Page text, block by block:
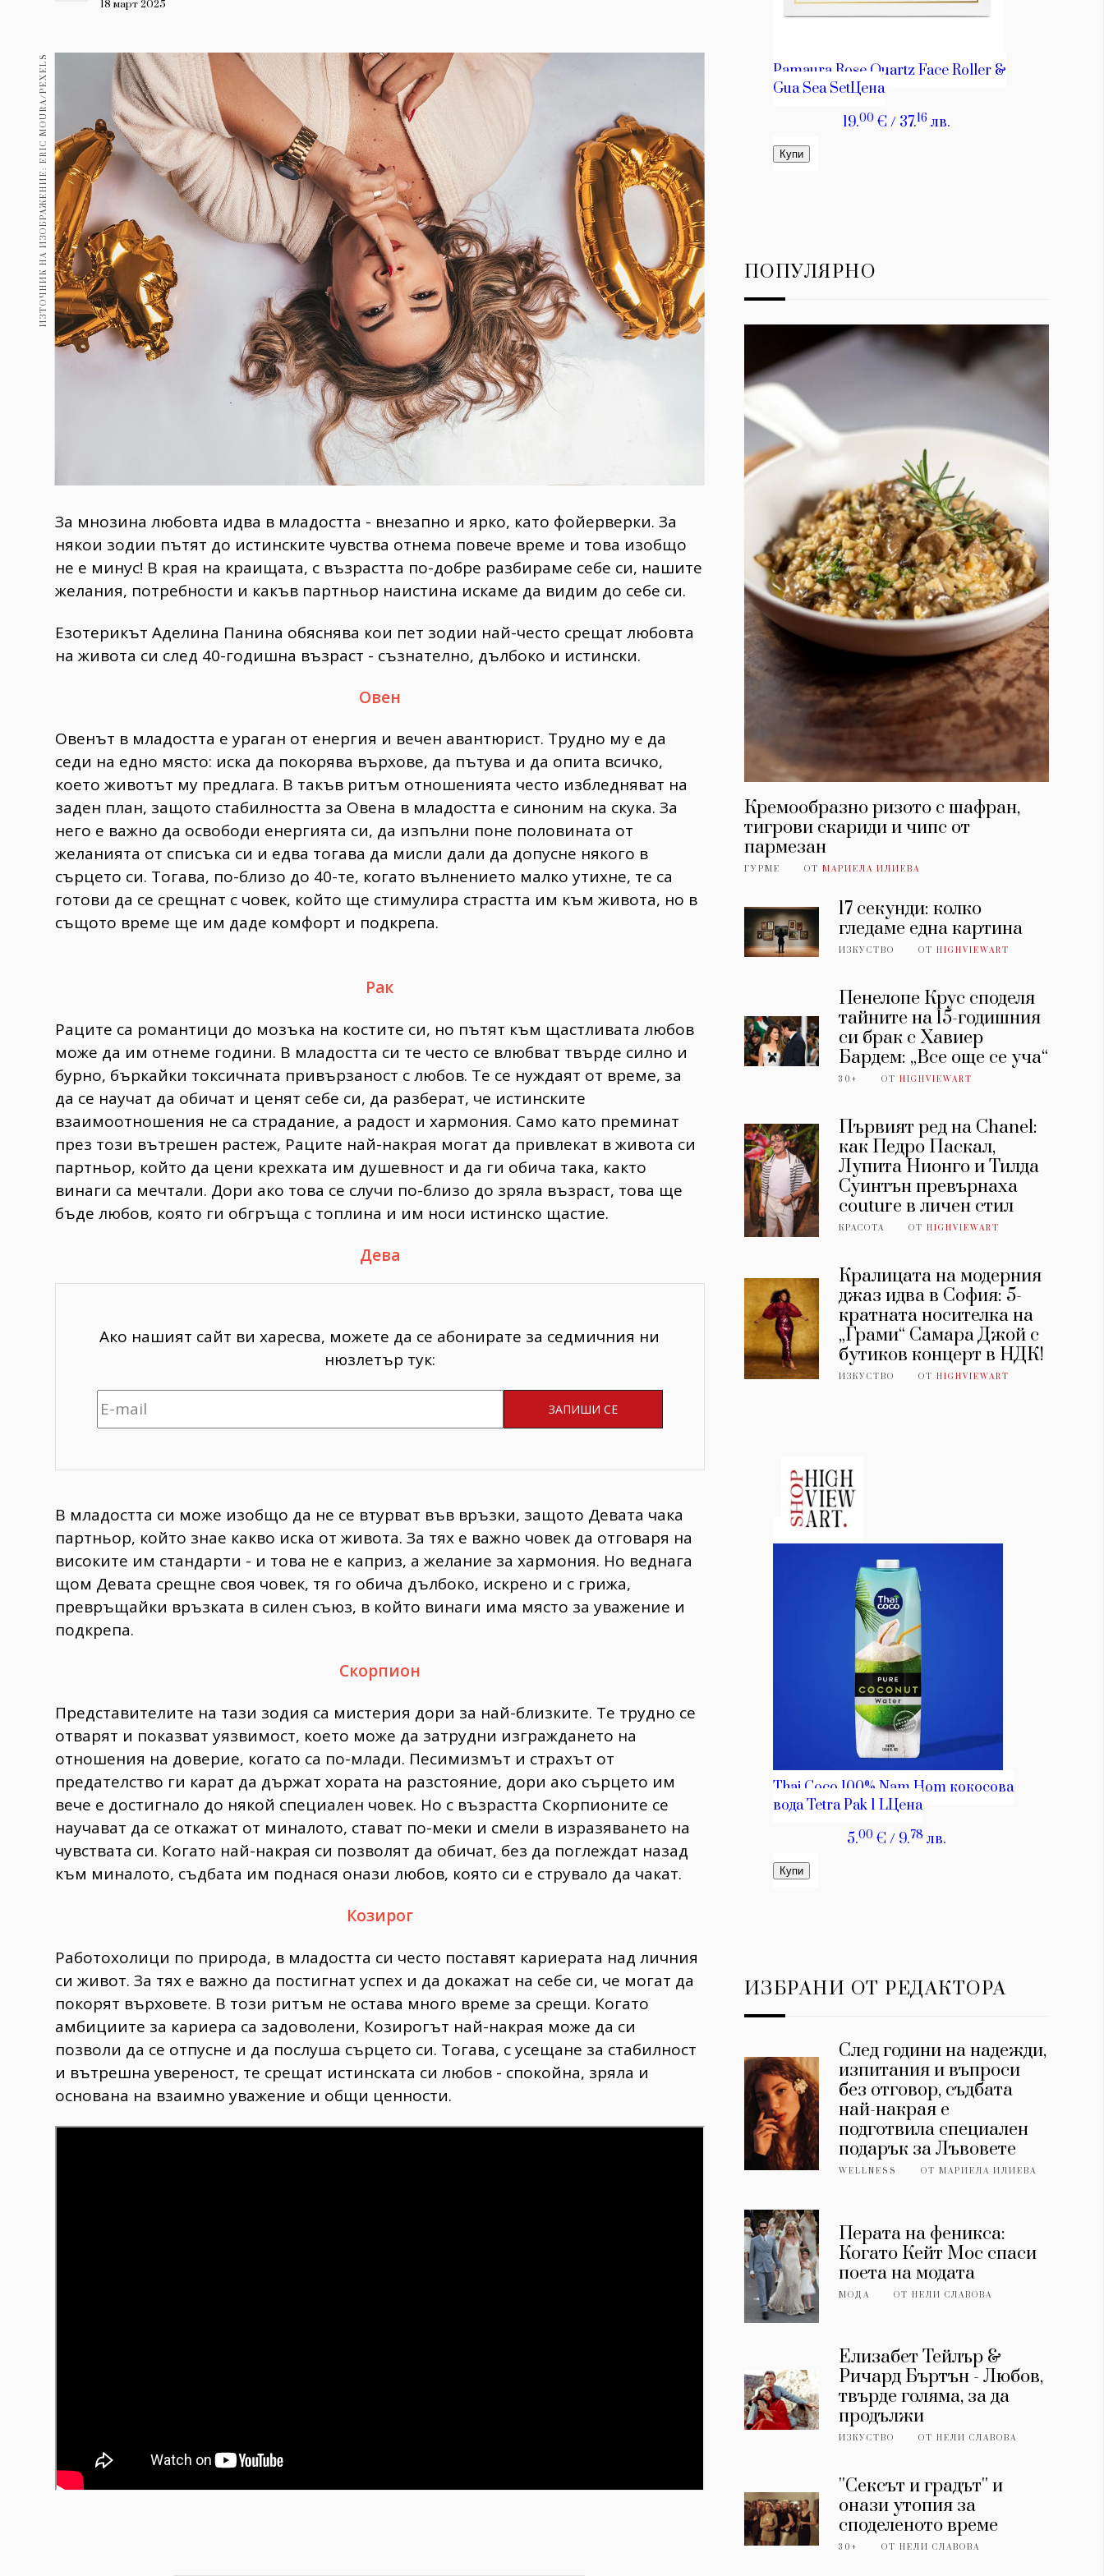
Здраве 389
Gentlemen
382
Wellness 1817
ПОСЛЕДВАЙТЕ
НИ
18 март 2025
ИЗТОЧНИК НА ИЗОБРАЖЕНИЕ: ERIC MOURA/PEXELS
За мнозина любовта идва в младостта - внезапно и ярко, като фойерверки. За
някои зодии пътят до истинските чувства отнема повече време и това изобщо
не е минус! В края на краищата, с възрастта по-добре разбираме себе си, нашите
желания, потребности и какъв партньор наистина искаме да видим до себе си.
Езотерикът Аделина Панина обяснява кои пет зодии най-често срещат любовта
на живота си след 40-годишна възраст - съзнателно, дълбоко и истински.
Овен
Овенът в младостта е ураган от енергия и вечен авантюрист. Трудно му е да
седи на едно място: иска да покорява върхове, да пътува и да опита всичко,
което животът му предлага. В такъв ритъм отношенията често избледняват на
заден план, защото стабилността за Овена в младостта е синоним на скука. За
него е важно да освободи енергията си, да изпълни поне половината от
желанията от списъка си и едва тогава да мисли дали да допусне някого в
сърцето си. Тогава, по-близо до 40-те, когато вълнението малко утихне, те са
готови да се срещнат с човек, който ще стимулира страстта им към живота, но в
същото време ще им даде комфорт и подкрепа.
Рак
Раците са романтици до мозъка на костите си, но пътят към щастливата любов
може да им отнеме години. В младостта си те често се влюбват твърде силно и
бурно, бъркайки токсичната привързаност с любов. Те се нуждаят от време, за
да се научат да обичат и ценят себе си, да разберат, че истинските
взаимоотношения не са страдание, а радост и хармония. Само като преминат
през този вътрешен растеж, Раците най-накрая могат да привлекат в живота си
партньор, който да цени крехката им душевност и да ги обича така, както
винаги са мечтали. Дори ако това се случи по-близо до зряла възраст, това ще
бъде любов, която ги обгръща с топлина и им носи истинско щастие.
Дева
Ако нашият сайт ви харесва, можете да се абонирате за седмичния ни
нюзлетър тук:
В младостта си може изобщо да не се втурват във връзки, защото Девата чака
партньор, който знае какво иска от живота. За тях е важно човек да отговаря на
високите им стандарти - и това не е каприз, а желание за хармония. Но веднага
щом Девата срещне своя човек, тя го обича дълбоко, искрено и с грижа,
превръщайки връзката в силен съюз, в който винаги има място за уважение и
подкрепа.
Скорпион
Представителите на тази зодия са мистерия дори за най-близките. Те трудно се
отварят и показват уязвимост, което може да затрудни изграждането на
отношения на доверие, когато са по-млади. Песимизмът и страхът от
предателство ги карат да държат хората на разстояние, дори ако сърцето им
вече е достигнало до някой специален човек. Но с възрастта Скорпионите се
научават да се откажат от миналото, стават по-меки и смели в изразяването на
чувствата си. Когато най-накрая си позволят да обичат, без да поглеждат назад
към миналото, съдбата им поднася онази любов, която си е струвало да чакат.
Козирог
Работохолици по природа, в младостта си често поставят кариерата над личния
си живот. За тях е важно да постигнат успех и да докажат на себе си, че могат да
покорят върховете. В този ритъм не остава много време за срещи. Когато
амбициите за кариера са задоволени, Козирогът най-накрая може да си
позволи да се отпусне и да послуша сърцето си. Тогава, с усещане за стабилност
и вътрешна увереност, те срещат истинската си любов - спокойна, зряла и
основана на взаимно уважение и общи ценности.
ПОПУЛЯРНО
Кремообразно ризото с шафран,
тигрови скариди и чипс от
пармезан
ГУРМЕ ОТ МАРИЕЛА ИЛИЕВА
17 секунди: колко
гледаме една картина
ИЗКУСТВО ОТHIGHVIEWART
Пенелопе Крус споделя
тайните на 15-годишния
си брак с Хавиер
Бардем: „Все още се уча“
30+ ОТHIGHVIEWART
Първият ред на Chanel:
как Педро Паскал,
Лупита Нионго и Тилда
Суинтън превърнаха
couture в личен стил
КРАСОТА ОТHIGHVIEWART
Кралицата на модерния
джаз идва в София: 5-
кратната носителка на
„Грами“ Самара Джой с
бутиков концерт в НДК!
ИЗКУСТВО ОТHIGHVIEWART
ИЗБРАНИ ОТ РЕДАКТОРА
След години на надежди,
изпитания и въпроси
без отговор, съдбата
най-накрая е
подготвила специален
подарък за Лъвовете
WELLNESS ОТМАРИЕЛА ИЛИЕВА
Перата на феникса:
Когато Кейт Мос спаси
поета на модата
МОДА ОТНЕЛИ СЛАВОВА
Елизабет Тейлър &
Ричард Бъртън - Любов,
твърде голяма, за да
продължи
ИЗКУСТВО ОТНЕЛИ СЛАВОВА
''Сексът и градът'' и
онази утопия за
споделеното време
30+ ОТНЕЛИ СЛАВОВА